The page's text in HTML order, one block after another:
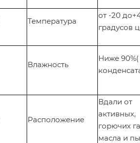
Температура
от -20
градусов
Влажность
Ниже 90%(
Расположение
Вдали от
активных,
горючих
масла и